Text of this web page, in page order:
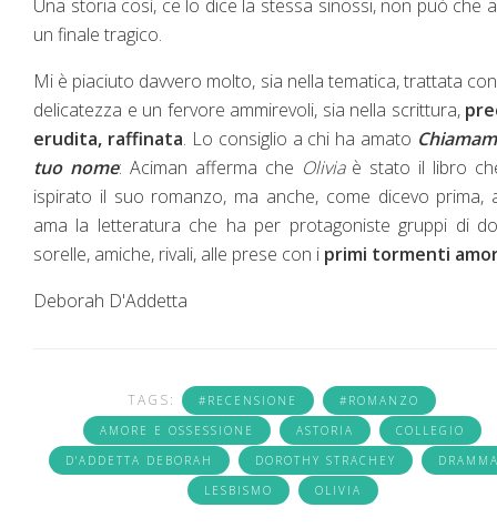
Una storia così, ce lo dice la stessa sinossi, non può che
un finale tragico.
Mi è piaciuto davvero molto, sia nella tematica, trattata
delicatezza e un fervore ammirevoli, sia nella scrittura,
erudita, raffinata. Lo consiglio a chi ha amato
tuo nome: Aciman afferma che Oliviaè stato il libro
ispirato il suo romanzo, ma anche, come dicevo prima,
ama la letteratura che ha per protagoniste gruppi di
sorelle, amiche, rivali, alle prese con i primi tormenti
Deborah D'Addetta
TAGS: #RECENSIONE
#ROMANZO
AMORE E OSSESSIONE
ASTORIA
COLLEGIO
D'ADDETTA DEBORAH
DOROTHY STRACHEY
LESBISMO
OLIVIA